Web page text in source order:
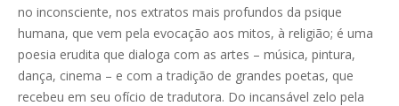
no inconsciente, nos extratos mais profundos da psique
humana, que vem pela evocação aos mitos, à religião; é uma
poesia erudita que dialoga com as artes – música, pintura,
dança, cinema – e com a tradição de grandes poetas, que
recebeu em seu ofício de tradutora. Do incansável zelo pela